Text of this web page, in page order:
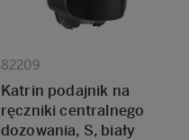
82209
Katrin podajnik na
ręczniki centralnego
dozowania, S, biały